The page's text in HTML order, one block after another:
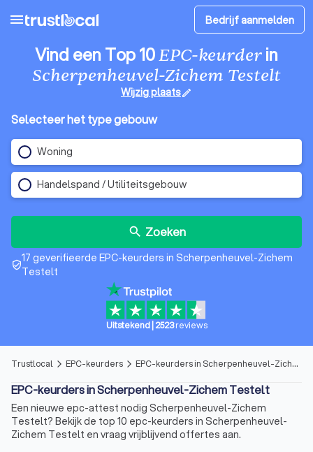
menu Bedrijf aanmelden
Vind een Top 10EPC-keurderin
Scherpenheuvel-Zichem Testelt
Wijzig plaatsedit
Selecteer het type gebouw
Woning
Handelspand / Utiliteitsgebouw
search Zoeken
verified_user
17 geverifieerde EPC-keurders in Scherpenheuvel-Zichem
Testelt
Uitstekend| 2523 reviews
Trustlocal arrow_forward_ios EPC-keurders arrow_forward_ios EPC-keurders in Scherpenheuvel-Zichem Testelt
EPC-keurders in Scherpenheuvel-Zichem Testelt
Een nieuwe epc-attest nodig Scherpenheuvel-Zichem
Testelt? Bekijk de top 10 epc-keurders in Scherpenheuvel-
Zichem Testelt en vraag vrijblijvend offertes aan.